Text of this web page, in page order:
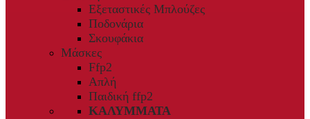
Εξεταστικές Μπλούζες
Ποδονάρια
Σκουφάκια
Μάσκες
Ffp2
Απλή
Παιδική ffp2
ΚΑΛΎΜΜΑΤΑ